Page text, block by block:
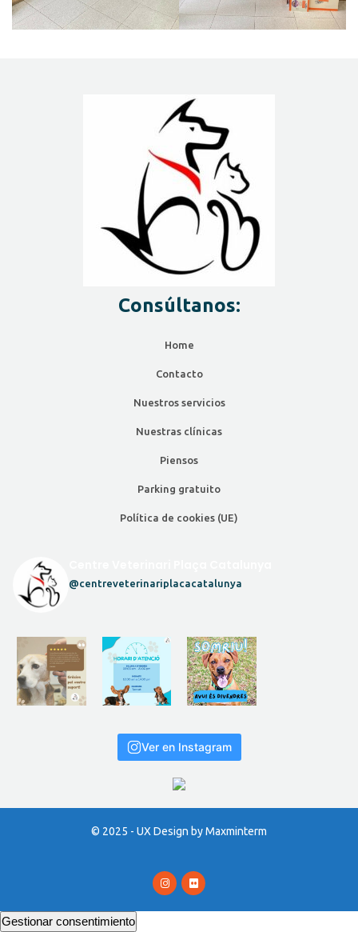
Consúltanos:
Home
Contacto
Nuestros servicios
Nuestras clínicas
Piensos
Parking gratuito
Política de cookies (UE)
@centreveterinariplacacatalunya
Ver en Instagram
© 2025 - UX Design by Maxminterm
Gestionar consentimiento